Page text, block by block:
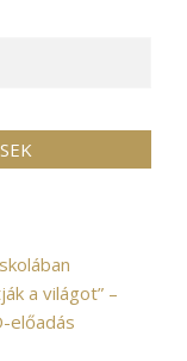
a világot” –
előadás